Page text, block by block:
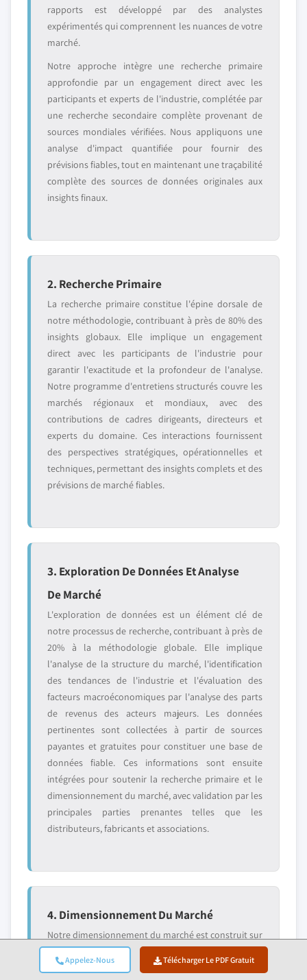
Appelez-Nous Télécharger Le PDF Gratuit
rapports est développé par des analystes
expérimentés qui comprennent les nuances de votre
marché.
Notre approche intègre une recherche primaire
approfondie par un engagement direct avec les
participants et experts de l'industrie, complétée par
une recherche secondaire complète provenant de
sources mondiales vérifiées. Nous appliquons une
analyse d'impact quantifiée pour fournir des
prévisions fiables, tout en maintenant une traçabilité
complète des sources de données originales aux
insights finaux.
2. Recherche Primaire
La recherche primaire constitue l'épine dorsale de
notre méthodologie, contribuant à près de 80% des
insights globaux. Elle implique un engagement
direct avec les participants de l'industrie pour
garantir l'exactitude et la profondeur de l'analyse.
Notre programme d'entretiens structurés couvre les
marchés régionaux et mondiaux, avec des
contributions de cadres dirigeants, directeurs et
experts du domaine. Ces interactions fournissent
des perspectives stratégiques, opérationnelles et
techniques, permettant des insights complets et des
prévisions de marché fiables.
3. Exploration De Données Et Analyse
De Marché
L'exploration de données est un élément clé de
notre processus de recherche, contribuant à près de
20% à la méthodologie globale. Elle implique
l'analyse de la structure du marché, l'identification
des tendances de l'industrie et l'évaluation des
facteurs macroéconomiques par l'analyse des parts
de revenus des acteurs majeurs. Les données
pertinentes sont collectées à partir de sources
payantes et gratuites pour constituer une base de
données fiable. Ces informations sont ensuite
intégrées pour soutenir la recherche primaire et le
dimensionnement du marché, avec validation par les
principales parties prenantes telles que les
distributeurs, fabricants et associations.
4. Dimensionnement Du Marché
Notre dimensionnement du marché est construit sur
une approche ascendante, en commençant par les
données de revenus des entreprises collectées